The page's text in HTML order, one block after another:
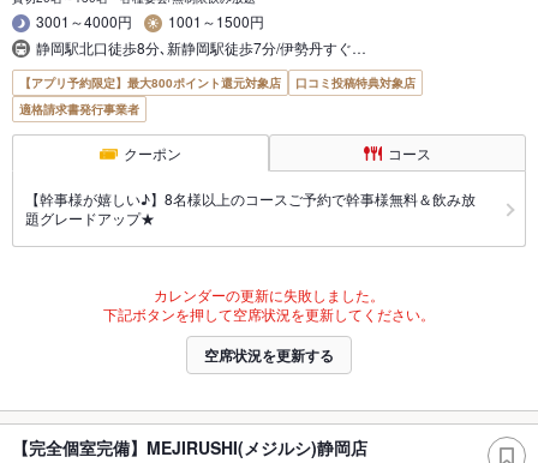
3001～4000円
1001～1500円
静岡駅北口徒歩8分､新静岡駅徒歩7分/伊勢丹すぐ…
【アプリ予約限定】最大800ポイント還元対象店
口コミ投稿特典対象店
適格請求書発行事業者
クーポン コース
【幹事様が嬉しい♪】8名様以上のコースご予約で幹事様無料＆飲み放
題グレードアップ★
カレンダーの更新に失敗しました。
下記ボタンを押して空席状況を更新してください。
空席状況を更新する
【完全個室完備】MEJIRUSHI(メジルシ)静岡店